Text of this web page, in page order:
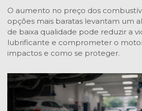
O aumento no preço dos
opções mais baratas levantam um
de baixa qualidade pode reduzir a
lubrificante e comprometer o
impactos e como se proteger.